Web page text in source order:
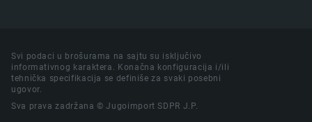
Svi podaci u brošurama na sajtu su isključivo
informativnog karaktera. Konačna konfiguracija i/ili
tehnička specifikacija se definiše za svaki posebni
ugovor.
Sva prava zadržana © Jugoimport SDPR J.P.